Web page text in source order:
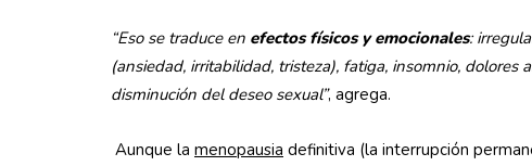
“Eso se traduce en efectos físicos y emocionales:
(ansiedad, irritabilidad, tristeza), fatiga, insomnio, dolores
disminución del deseo sexual”, agrega.
Aunque la menopausia definitiva (la interrupción